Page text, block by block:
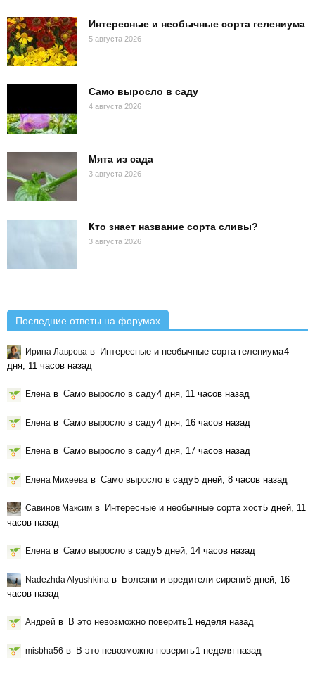
Интересные и необычные сорта гелениума
5 августа 2026
Само выросло в саду
4 августа 2026
Мята из сада
3 августа 2026
Кто знает название сорта сливы?
3 августа 2026
Последние ответы на форумах
Ирина Лаврова в Интересные и необычные сорта гелениума4
дня, 11 часов назад
Елена в Само выросло в саду4 дня, 11 часов назад
Елена в Само выросло в саду4 дня, 16 часов назад
Елена в Само выросло в саду4 дня, 17 часов назад
Елена Михеева в Само выросло в саду5 дней, 8 часов назад
Савинов Максим в Интересные и необычные сорта хост5 дней, 11
часов назад
Елена в Само выросло в саду5 дней, 14 часов назад
Nadezhda Alyushkina в Болезни и вредители сирени6 дней, 16
часов назад
Андрей в В это невозможно поверить1 неделя назад
misbha56 в В это невозможно поверить1 неделя назад